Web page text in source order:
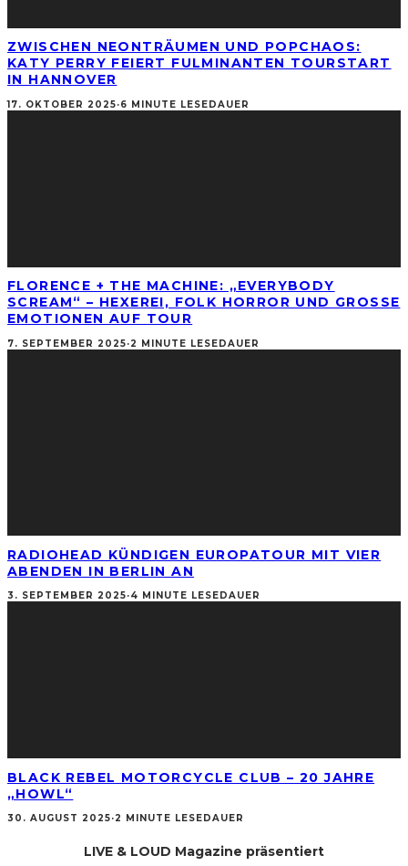
ZWISCHEN NEONTRÄUMEN UND POPCHAOS:
KATY PERRY FEIERT FULMINANTEN TOURSTART
IN HANNOVER
17. OKTOBER 2025·6 MINUTE LESEDAUER
FLORENCE + THE MACHINE: „EVERYBODY
SCREAM“ – HEXEREI, FOLK HORROR UND GROSSE E
MOTIONEN AUF TOUR
7. SEPTEMBER 2025·2 MINUTE LESEDAUER
RADIOHEAD KÜNDIGEN EUROPATOUR MIT VIER
ABENDEN IN BERLIN AN
3. SEPTEMBER 2025·4 MINUTE LESEDAUER
BLACK REBEL MOTORCYCLE CLUB – 20 JAHRE
„HOWL“
30. AUGUST 2025·2 MINUTE LESEDAUER
LIVE & LOUD Magazine präsentiert